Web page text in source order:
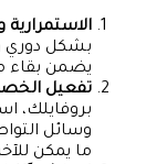
الاستمرارية
بشكل دوري
يضمن بقاء
تفعيل
بروفايلك،
وسائل
ما يمكن